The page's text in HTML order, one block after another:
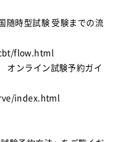
随時型試験 受験までの流
flow.html
オンライン試験予約ガイ
index.html